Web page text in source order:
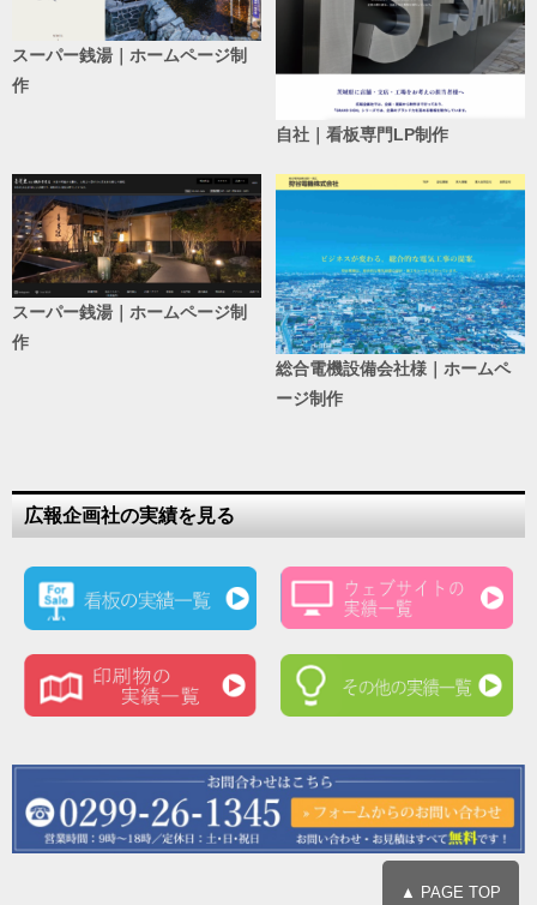
スーパー銭湯｜ホームページ制
作
自社｜看板専門LP制作
スーパー銭湯｜ホームページ制
作
総合電機設備会社様｜ホームペ
ージ制作
広報企画社の実績を見る
▲ PAGE TOP